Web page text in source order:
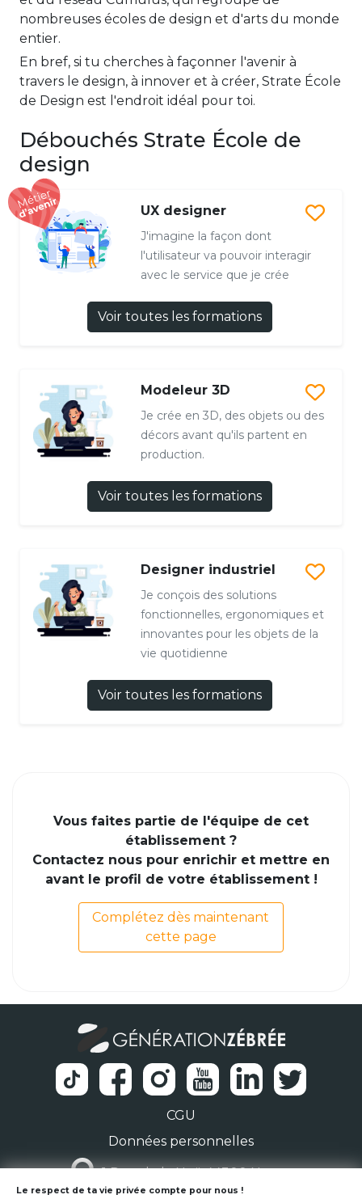
nombreuses écoles de design et d'arts du monde
entier.
En bref, si tu cherches à façonner l'avenir à
travers le design, à innover et à créer, Strate École
de Design est l'endroit idéal pour toi.
Débouchés Strate École de
design
UX designer
J'imagine la façon dont
l'utilisateur va pouvoir interagir
avec le service que je crée
Voir toutes les formations
Modeleur 3D
Je crée en 3D, des objets ou des
décors avant qu'ils partent en
production.
Voir toutes les formations
Designer industriel
Je conçois des solutions
fonctionnelles, ergonomiques et
innovantes pour les objets de la
vie quotidienne
Voir toutes les formations
Vous faites partie de l'équipe de cet
établissement ?
Contactez nous pour enrichir et mettre en
avant le profil de votre établissement !
Complétez dès maintenant
cette page
CGU
Données personnelles
1 Rue de la Noë 44300 Nantes
Le respect de ta vie privée compte pour nous !